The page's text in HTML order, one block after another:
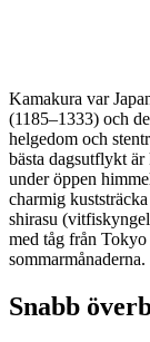
Kamakura var
(1185–1333) och
helgedom och
bästa dagsutflykt
under öppen
charmig
shirasu
med tåg från Tokyo
sommarmånaderna.
Snabb